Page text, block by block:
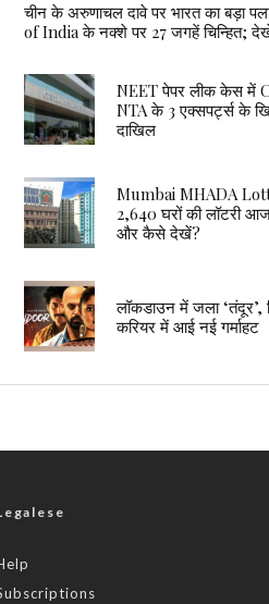
चीन के अरुणाचल दावे पर भारत का बड़ा
of India के नक्शे पर 27 जगहें चिन्हित;
NEET पेपर लीक केस में
NTA के 3 एक्सपर्ट्स के
दाखिल
Mumbai MHADA
2,640 घरों की लॉटरी
और कैसे देखें?
लॉकडाउन में जला ‘तंदूर’,
करियर में आई नई गर्माहट